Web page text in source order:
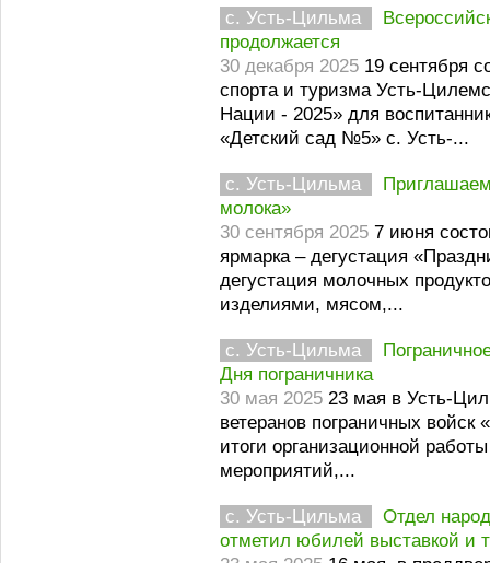
с. Усть-Цильма
продолжается
30 декабря 2025 19 сентября
спорта и туризма Усть-
Нации - 2025» для
«Детский сад №5» с. Усть-...
с. Усть-Цильма
молока»
30 сентября 2025 7 июня
ярмарка – дегустация
дегустация молочных
изделиями, мясом,...
с. Усть-Цильма
Дня пограничника
30 мая 2025 23 мая в Усть-
ветеранов пограничных войск
итоги организационной
мероприятий,...
с. Усть-Цильма
Отдел
отметил юбилей выставкой и